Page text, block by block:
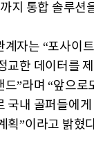
지 통합 솔루션
자는 “포사이
교한 데이터를
”라며 “앞으로
국내 골퍼들에
획”이라고 밝혔